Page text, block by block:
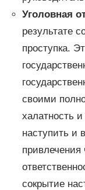
Уголовная
результате
проступка.
своими
халатность
наступить и
привлечения
сокрытие